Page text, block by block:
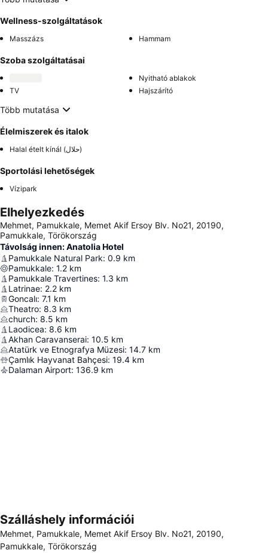
Wellness-szolgáltatások
Masszázs Hammam
Szoba szolgáltatásai
Nyitható ablakok
TV
Hajszárító
Több mutatása
Élelmiszerek és italok
Halal ételt kínál (حلال)
Sportolási lehetőségek
Vízipark
Elhelyezkedés
Mehmet, Pamukkale, Memet Akif Ersoy Blv. No21, 20190,
Pamukkale, Törökország
Távolság innen: Anatolia Hotel
Pamukkale Natural Park: 0.9 km
Pamukkale: 1.2 km
Pamukkale Travertines: 1.3 km
Latrinae: 2.2 km
Goncalı: 7.1 km
Theatro: 8.3 km
church: 8.5 km
Laodicea: 8.6 km
Akhan Caravanserai: 10.5 km
Atatürk ve Etnografya Müzesi: 14.7 km
Çamlık Hayvanat Bahçesi: 19.4 km
Dalaman Airport: 136.9 km
Nagy méretű térkép
Szálláshely információi
Mehmet, Pamukkale, Memet Akif Ersoy Blv. No21, 20190,
Pamukkale, Törökország